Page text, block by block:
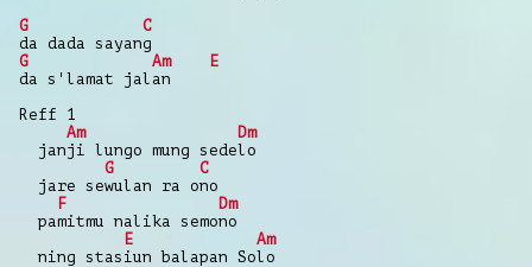
G
C
da dada sayang
G
Am
E
da s'lamat jalan
Reff 1
Am
Dm
janji lungo mung sedelo
G
C
jare sewulan ra ono
F
Dm
pamitmu nalika semono
E
Am
ning stasiun balapan Solo